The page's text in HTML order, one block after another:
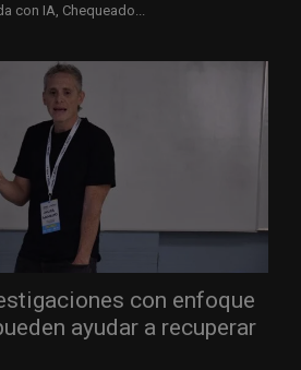
con IA, Chequeado...
con enfoque
ayudar a recuperar